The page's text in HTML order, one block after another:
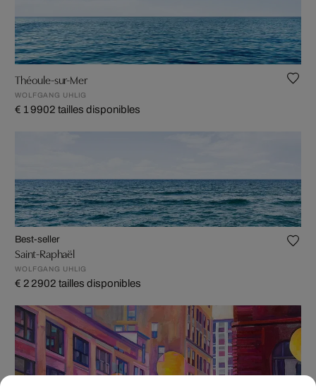
Théoule-sur-Mer
WOLFGANG UHLIG
€ 1 9902 tailles disponibles
Best-seller
Saint-Raphaël
WOLFGANG UHLIG
€ 2 2902 tailles disponibles